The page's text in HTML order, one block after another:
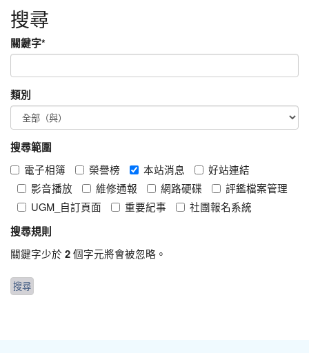
搜尋
關鍵字*
類別
搜尋範圍
電子相簿
榮譽榜 本站消息
好站連結
影音播放
維修通報 網路硬碟
評鑑檔案管理
UGM_自訂頁面
重要紀事
社團報名系統
搜尋規則
關鍵字少於 2個字元將會被忽略。